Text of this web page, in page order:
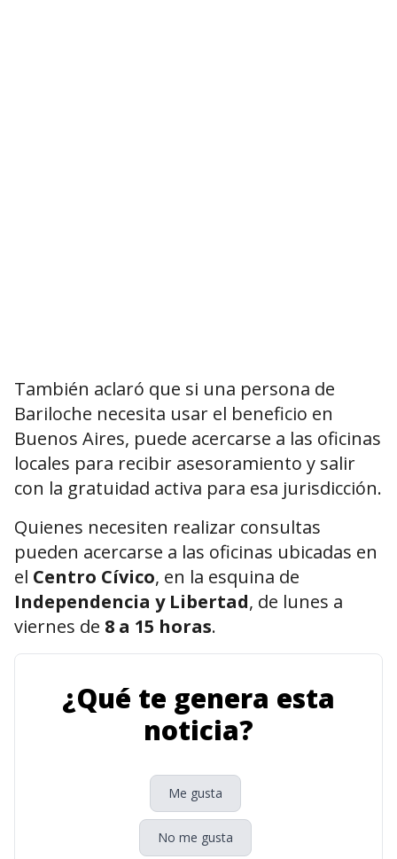
También aclaró que si una persona de
Bariloche necesita usar el beneficio en
Buenos Aires, puede acercarse a las oficinas
locales para recibir asesoramiento y salir
con la gratuidad activa para esa jurisdicción.
Quienes necesiten realizar consultas
pueden acercarse a las oficinas ubicadas en
el Centro Cívico, en la esquina de
Independencia y Libertad, de lunes a
viernes de 8 a 15 horas.
¿Qué te genera esta
noticia?
Me gusta
No me gusta